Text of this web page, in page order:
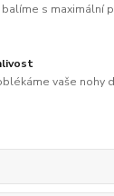
balíme s maximální
vaše nohy